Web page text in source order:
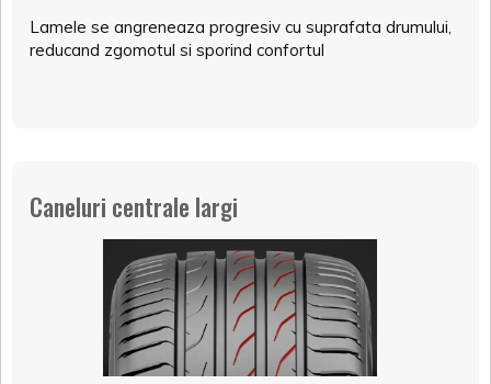
Lamele se angreneaza progresiv cu suprafata drumului,
reducand zgomotul si sporind confortul
Caneluri centrale largi